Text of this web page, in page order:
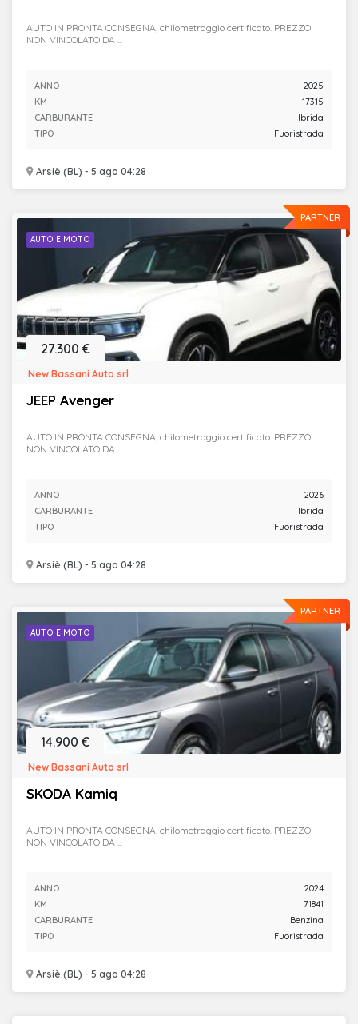
Arsiè (BL) - 5 ago 04:28
AUTO IN PRONTA CONSEGNA, chilometraggio certificato. PREZZO
NON VINCOLATO DA ...
ANNO
2025
KM
17315
CARBURANTE
Ibrida
TIPO
Fuoristrada
PARTNER
AUTO E MOTO
JEEP Avenger
Arsiè (BL) - 5 ago 04:28
27.300 €
New Bassani Auto srl
AUTO IN PRONTA CONSEGNA, chilometraggio certificato. PREZZO
NON VINCOLATO DA ...
ANNO
2026
CARBURANTE
Ibrida
TIPO
Fuoristrada
PARTNER
AUTO E MOTO
SKODA Kamiq
Arsiè (BL) - 5 ago 04:28
14.900 €
New Bassani Auto srl
AUTO IN PRONTA CONSEGNA, chilometraggio certificato. PREZZO
NON VINCOLATO DA ...
ANNO
2024
KM
71841
CARBURANTE
Benzina
TIPO
Fuoristrada